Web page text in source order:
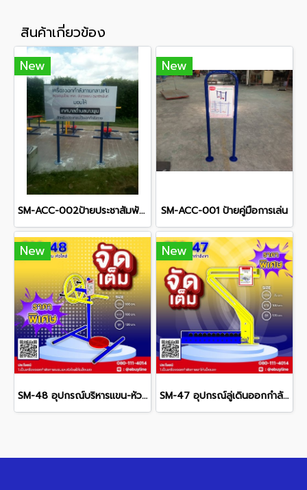
สินค้าเกี่ยวข้อง
New
SM-ACC-002ป้ายประชาสัมพันธ์โครงการ
New
SM-ACC-001 ป้ายคู่มือการเล่น
New
SM-48 อุปกรณ์บริหารแขน-หัวไหล่
New
SM-47 อุปกรณ์ลู่เดินออกกำลังขา